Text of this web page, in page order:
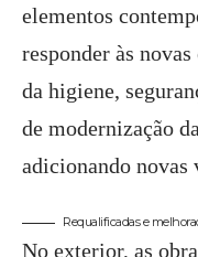
elementos
responder às
da higiene,
de modernização
adicionando novas
Requalificadas e
No exterior, as